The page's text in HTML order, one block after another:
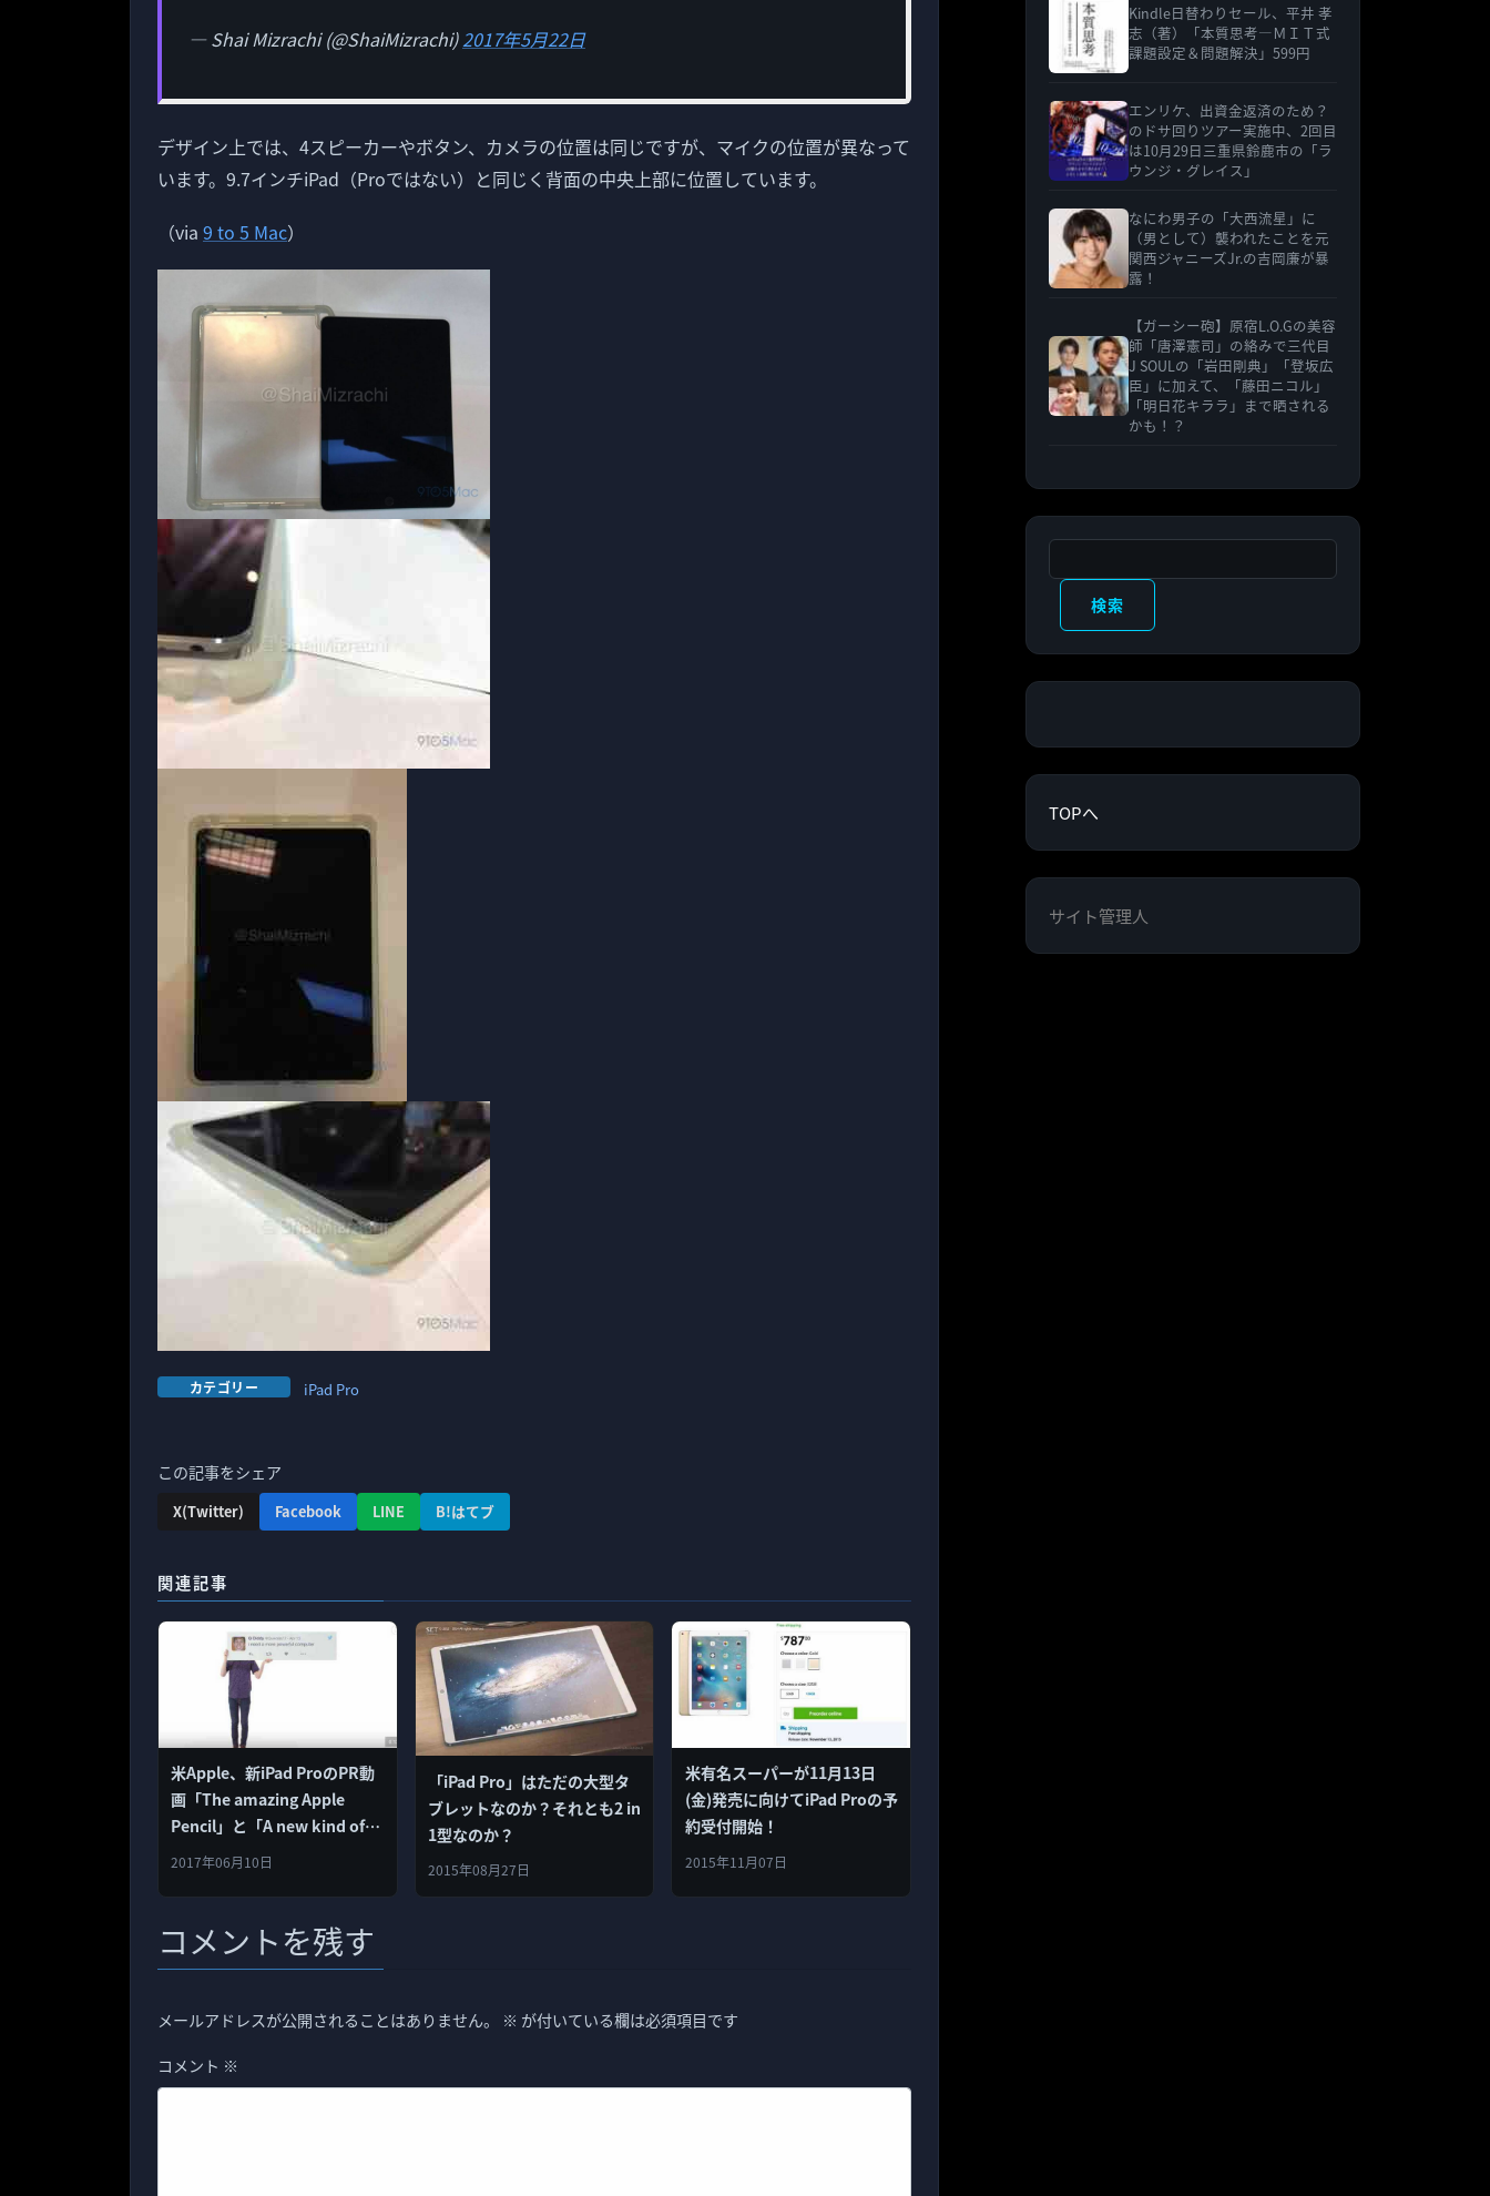
— Shai Mizrachi (@ShaiMizrachi)2017年5月22日
デザイン上では、4スピーカーやボタン、カメラの位置は同じですが、マイクの位置が異なって
います。9.7インチiPad（Proではない）と同じく背面の中央上部に位置しています。
（via 9 to 5 Mac）
カテゴリー iPad Pro
この記事をシェア
X(Twitter) Facebook LINE B!はてブ
関連記事
米Apple、新iPad ProのPR動
画「The amazing Apple
Pencil」と「A new kind of
power」を公開！
2017年06月10日
「iPad Pro」はただの大型タ
ブレットなのか？それとも2 in
1型なのか？
2015年08月27日
米有名スーパーが11月13日
(金)発売に向けてiPad Proの予
約受付開始！
2015年11月07日
コメントを残す
メールアドレスが公開されることはありません。 ※ が付いている欄は必須項目です
コメント ※
Kindle日替わりセール、平井 孝
志（著）「本質思考―ＭＩＴ式
課題設定＆問題解決」599円
エンリケ、出資金返済のため？
のドサ回りツアー実施中、2回目
は10月29日三重県鈴鹿市の「ラ
ウンジ・グレイス」
なにわ男子の「大西流星」に
（男として）襲われたことを元
関西ジャニーズJr.の吉岡廉が暴
露！
【ガーシー砲】原宿L.O.Gの美容
師「唐澤憲司」の絡みで三代目
J SOULの「岩田剛典」「登坂広
臣」に加えて、「藤田ニコル」
「明日花キララ」まで晒される
かも！？
検索
TOPへ
サイト管理人